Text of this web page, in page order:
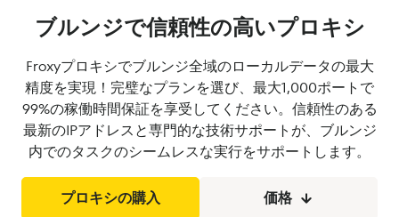
ブルンジで信頼性の高いプロキシ
Froxyプロキシでブルンジ全域のローカルデータの最大
精度を実現！完璧なプランを選び、最大1,000ポートで
99%の稼働時間保証を享受してください。信頼性のある
最新のIPアドレスと専門的な技術サポートが、ブルンジ
内でのタスクのシームレスな実行をサポートします。
プロキシの購入 価格